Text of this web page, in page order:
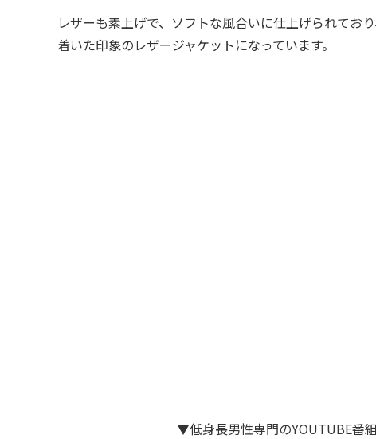
レザーも素上げで、ソフトな風合いに仕上げられてお
着いた印象のレザージャケットになっています。
▼低身長男性専門のYOUTUBE番